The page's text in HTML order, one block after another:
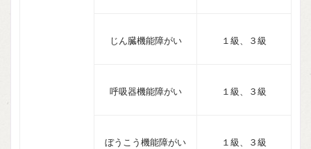
じん臓機能障がい １級、３級
呼吸器機能障がい １級、３級
ぼうこう機能障がい １級、３級